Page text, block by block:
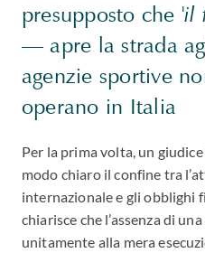
presupposto che 'il
— apre la strada
agenzie sportive
operano in Italia
Per la prima volta, un
modo chiaro il confine tra
internazionale e gli obblighi
chiarisce che l’assenza di
unitamente alla mera